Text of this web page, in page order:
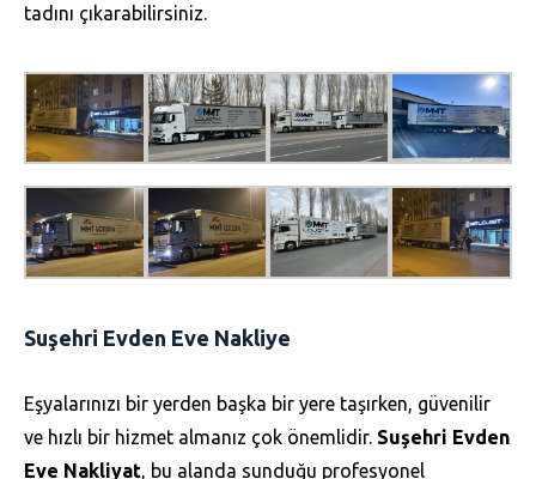
tadını çıkarabilirsiniz.
Suşehri Evden Eve Nakliye
Eşyalarınızı bir yerden başka bir yere taşırken, güvenilir
ve hızlı bir hizmet almanız çok önemlidir. Suşehri Evden
Eve Nakliyat, bu alanda sunduğu profesyonel